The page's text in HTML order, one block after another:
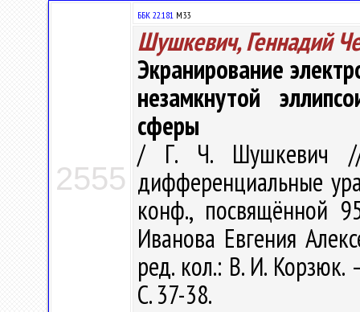
2555
ББК 22.181 М33
Шушкевич, Геннадий
Экранирование
незамкнутой
сферы
/ Г. Ч. Шушкевич //
дифференциальные
конф., посвящённой
Иванова Евгения
ред. кол.: В. И.
С. 37-38.